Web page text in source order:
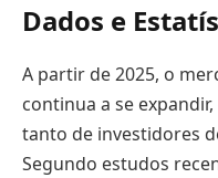
Dados e
A partir de 2025, o
continua a se
tanto de investidores
Segundo estudos